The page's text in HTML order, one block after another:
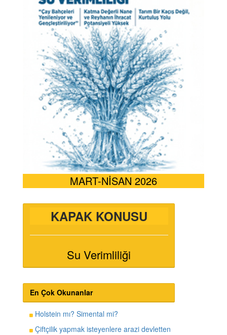
MART-NİSAN 2026
KAPAK KONUSU
Su Verimliliği
En Çok Okunanlar
Holstein mı? Simental mi?
Çiftçilik yapmak isteyenlere arazi devletten